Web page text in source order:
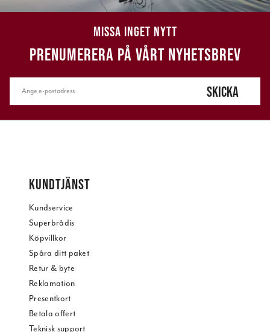
MISSA INGET NYTT
PRENUMERERA PÅ VÅRT NYHETSBREV
SKICKA
KUNDTJÄNST
Kundservice
Superbrådis
Köpvillkor
Spåra ditt paket
Retur & byte
Reklamation
Presentkort
Betala offert
Teknisk support